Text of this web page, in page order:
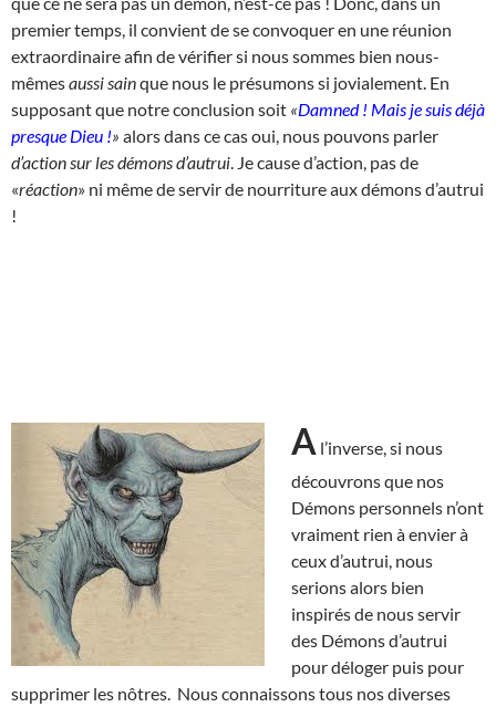
premier temps, il convient de se convoquer en une réunion
extraordinaire afin de vérifier si nous sommes bien nous-
mêmesaussi sainque nous le présumons si jovialement. En
supposant que notre conclusion soit «Damned ! Mais je suis déjà
presque Dieu !» alors dans ce cas oui, nous pouvons parler
d’action sur les démons d’autrui . Je cause d’action, pas de
«réaction» ni même de servir de nourriture aux démons d’autrui
!
A l’inverse, si nous
découvrons que nos
Démons personnels n’ont
vraiment rien à envier à
ceux d’autrui, nous
serions alors bien
inspirés de nous servir
des Démons d’autrui
pour déloger puis pour
supprimer les nôtres. Nous connaissons tous nos diverses